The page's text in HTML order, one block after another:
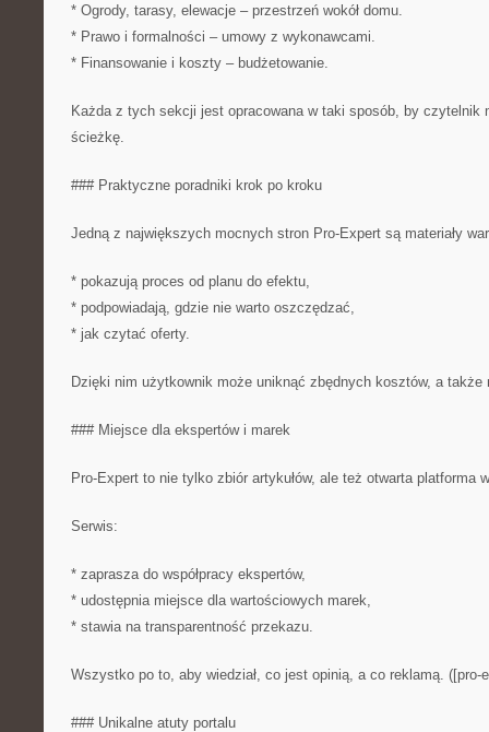
* Ogrody, tarasy, elewacje – przestrzeń wokół domu.
* Prawo i formalności – umowy z wykonawcami.
* Finansowanie i koszty – budżetowanie.
Każda z tych sekcji jest opracowana w taki sposób, by czytelnik
ścieżkę.
### Praktyczne poradniki krok po kroku
Jedną z największych mocnych stron Pro-Expert są materiały
* pokazują proces od planu do efektu,
* podpowiadają, gdzie nie warto oszczędzać,
* jak czytać oferty.
Dzięki nim użytkownik może uniknąć zbędnych kosztów, a także
### Miejsce dla ekspertów i marek
Pro-Expert to nie tylko zbiór artykułów, ale też otwarta platforma
Serwis:
* zaprasza do współpracy ekspertów,
* udostępnia miejsce dla wartościowych marek,
* stawia na transparentność przekazu.
Wszystko po to, aby wiedział, co jest opinią, a co reklamą. ([pro-
### Unikalne atuty portalu